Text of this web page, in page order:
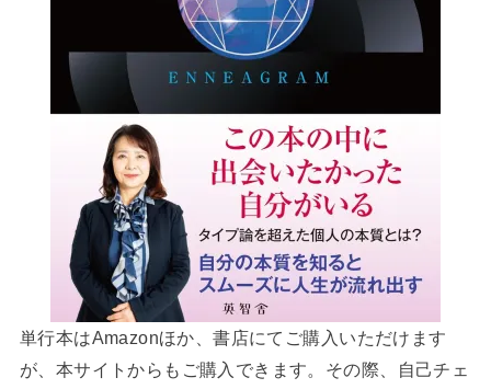
単行本はAmazonほか、書店にてご購入いただけます
が、本サイトからもご購入できます。その際、自己チェ